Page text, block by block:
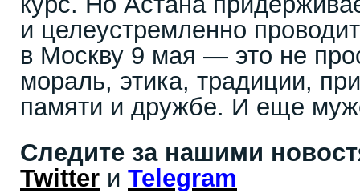
и целеустремленно
в Москву 9 мая — это не
мораль, этика, традиции,
памяти и дружбе. И еще
Следите за нашими
Twitter и Telegram